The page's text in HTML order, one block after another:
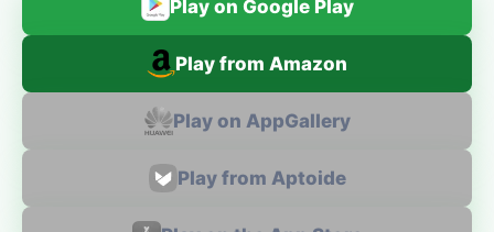
Play on Google Play
Play from Amazon
Play on AppGallery
Play from Aptoide